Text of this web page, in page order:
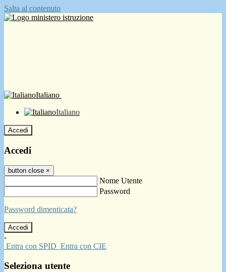
Salta al contenuto
Italiano
Italiano
Accedi
Accedi
button close ×
Nome Utente
Password
Password dimenticata?
-
Entra con SPID Entra con CIE
Seleziona utente